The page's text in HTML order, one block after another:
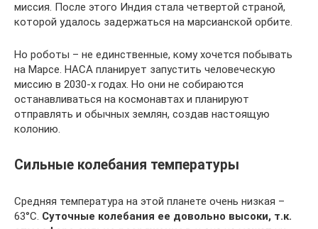
миссия. После этого Индия стала четвертой страной,
которой удалось задержаться на марсианской орбите.
Но роботы – не единственные, кому хочется побывать
на Марсе. НАСА планирует запустить человеческую
миссию в 2030-х годах. Но они не собираются
останавливаться на космонавтах и планируют
отправлять и обычных землян, создав настоящую
колонию.
Сильные колебания температуры
Средняя температура на этой планете очень низкая –
63°C. Суточные колебания ее довольно высоки, т.к.